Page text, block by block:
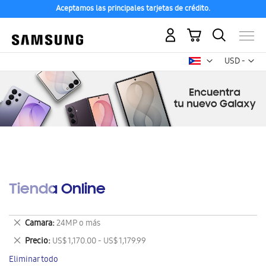
Aceptamos las principales tarjetas de crédito.
USD -
dólar
Mi carrito
Tienda Online
Camara 24MP o más
Eliminar
este
artículo
Precio US$ 1,170.00 - US$ 1,179.99
Eliminar
este
Eliminar todo